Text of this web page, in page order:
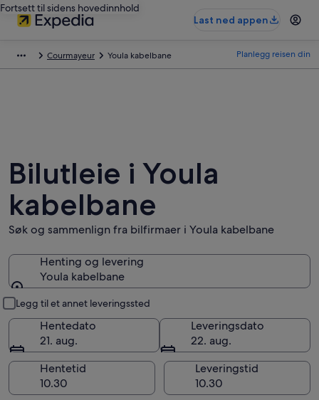
Fortsett til sidens hovedinnhold
Last ned appen
Courmayeur Youla kabelbane Planlegg reisen din
Bilutleie i Youla
kabelbane
Søk og sammenlign fra bilfirmaer i Youla kabelbane
Henting og levering
Youla kabelbane
Legg til et annet leveringssted
Hentedato
21. aug.
Leveringsdato
22. aug.
Hentetid
Leveringstid